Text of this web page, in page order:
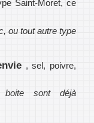
Saint-Moret, ce
ou tout autre type
, sel, poivre,
boite sont déjà